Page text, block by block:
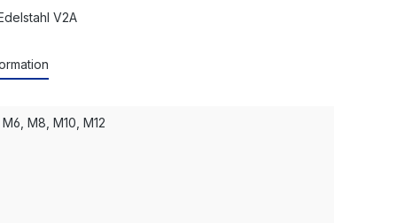
V2A
M8, M10, M12